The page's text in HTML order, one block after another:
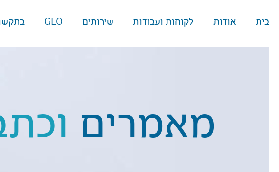
בית אודות לקוחות ועבודות שירותים GEO
מאמרים